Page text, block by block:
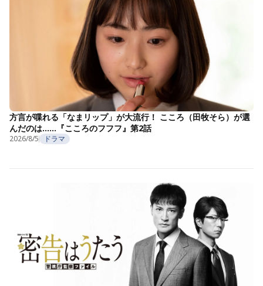
方言が喋れる「なまリップ」が大流行！ こころ（田牧そら）が選
んだのは……『こころのフフフ』第2話
2026/8/5 ドラマ